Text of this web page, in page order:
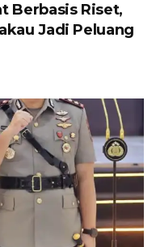
Berbasis Riset,
Jadi Peluang